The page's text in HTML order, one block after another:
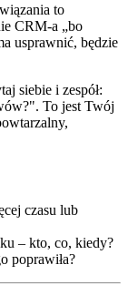
to
CRM-a „bo
usprawnić, będzie
siebie i zespół:
To jest Twój
czasu lub
– kto, co, kiedy?
poprawiła?